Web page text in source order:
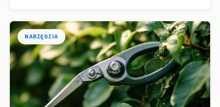
NARZĘDZIA